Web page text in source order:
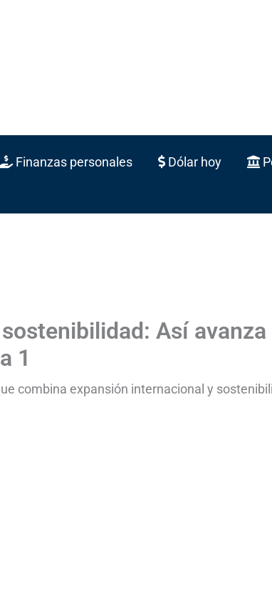
Finanzas personales Dólar hoy
Así avanza
1
combina expansión internacional y